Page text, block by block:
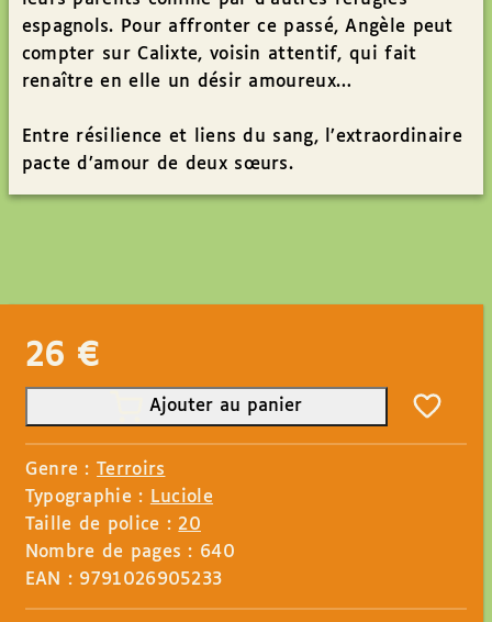
espagnols. Pour affronter ce passé, Angèle peut
compter sur Calixte, voisin attentif, qui fait
renaître en elle un désir amoureux…
Entre résilience et liens du sang, l’extraordinaire
pacte d’amour de deux sœurs.
26 €
Ajouter au panier
Genre :Terroirs
Typographie : Luciole
Taille de police : 20
Nombre de pages : 640
EAN : 9791026905233